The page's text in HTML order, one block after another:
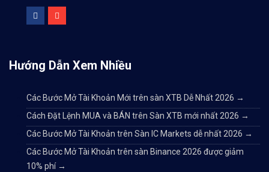
Hướng Dẫn Xem Nhiều
Các Bước Mở Tài Khoản Mới trên sàn XTB Dễ Nhất 2026 →
Cách Đặt Lệnh MUA và BÁN trên Sàn XTB mới nhất 2026 →
Các Bước Mở Tài Khoản trên Sàn IC Markets dễ nhất 2026 →
Các Bước Mở Tài Khoản trên sàn Binance 2026 được giảm
10% phí →